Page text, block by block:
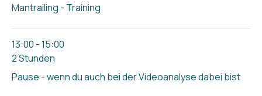
Mantrailing - Training
13:00 - 15:00
2 Stunden
Pause - wenn du auch bei der Videoanalyse dabei bist